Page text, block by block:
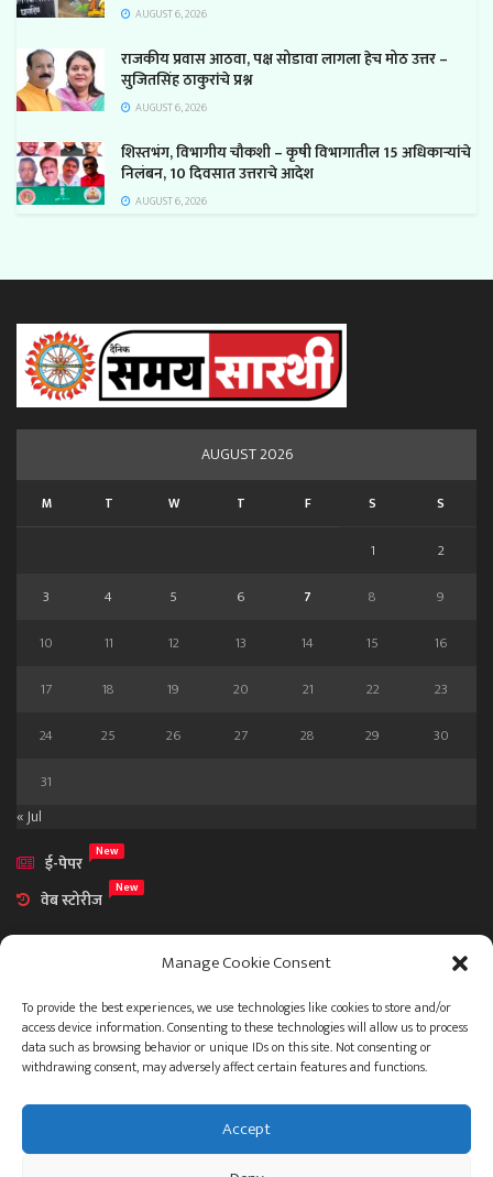
Manage Cookie Consent
To provide the best experiences, we use technologies like cookies to store and/or
access device information. Consenting to these technologies will allow us to process
data such as browsing behavior or unique IDs on this site. Not consenting or
withdrawing consent, may adversely affect certain features and functions.
Accept
AUGUST 6, 2026
राजकीय प्रवास आठवा, पक्ष सोडावा लागला हेच मोठ उत्तर –
सुजितसिंह ठाकुरांचे प्रश्न
AUGUST 6, 2026
शिस्तभंग, विभागीय चौकशी – कृषी विभागातील 15 अधिकाऱ्यांचे
निलंबन, 10 दिवसात उत्तराचे आदेश
AUGUST 6, 2026
AUGUST 2026
M T W T F S S
1
2
3
4 5 6 7 8
9
10
11 12 13 14 15
16
17
18 19 20 21 22
23
24
25 26 27 28 29
30
31
« Jul
ई-पेपर
New
वेब स्टोरीज New
आमच्या विषयी
संपर्क